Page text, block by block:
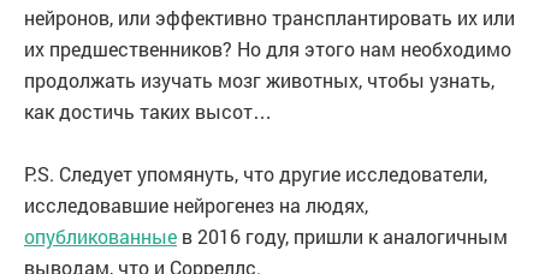
нейронов, или эффективно трансплантировать их или
их предшественников? Но для этого нам необходимо
продолжать изучать мозг животных, чтобы узнать,
как достичь таких высот…
P.S. Следует упомянуть, что другие исследователи,
исследовавшие нейрогенез на людях,
опубликованные в 2016 году, пришли к аналогичным
выводам, что и Сорреллс.